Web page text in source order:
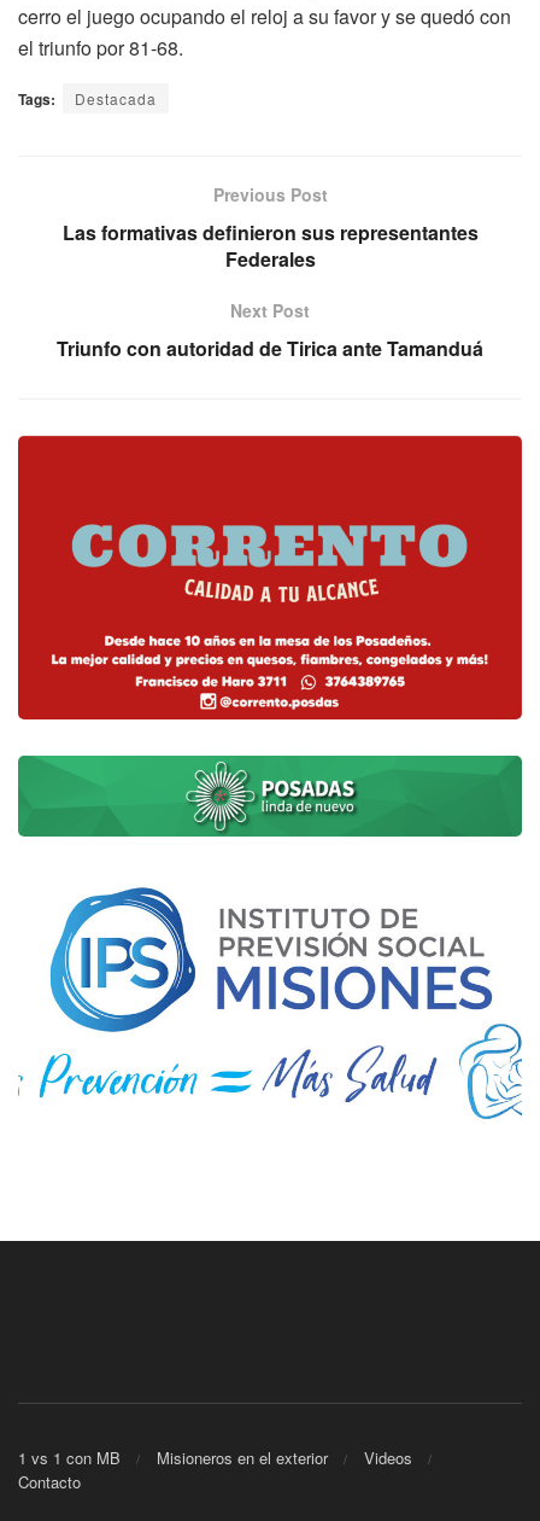
cerro el juego ocupando el reloj a su favor y se quedó con
el triunfo por 81-68.
Tags: Destacada
Previous Post
Las formativas definieron sus representantes
Federales
Next Post
Triunfo con autoridad de Tirica ante Tamanduá
1 vs 1 con MB Misioneros en el exterior
Videos
Contacto